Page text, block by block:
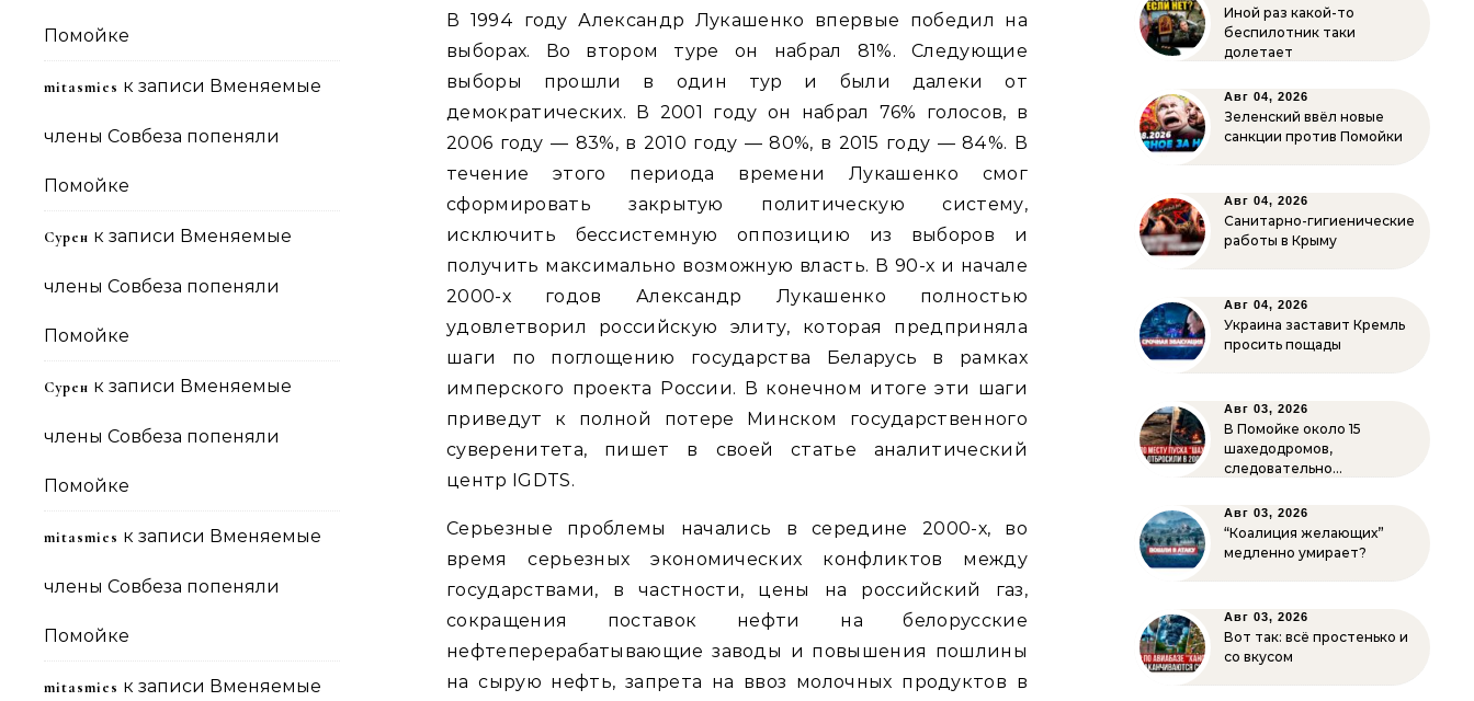
Помойке
mitasmies к записи Вменяемые
члены Совбеза попеняли
Помойке
Сурен к записи Вменяемые
члены Совбеза попеняли
Помойке
Сурен к записи Вменяемые
члены Совбеза попеняли
Помойке
mitasmies к записи Вменяемые
члены Совбеза попеняли
Помойке
mitasmies к записи Вменяемые
В 1994 году Александр Лукашенко впервые победил на
выборах. Во втором туре он набрал 81%. Следующие
выборы прошли в один тур и были далеки от
демократических. В 2001 году он набрал 76% голосов, в
2006 году — 83%, в 2010 году — 80%, в 2015 году — 84%. В
течение этого периода времени Лукашенко смог
сформировать закрытую политическую систему,
исключить бессистемную оппозицию из выборов и
получить максимально возможную власть. В 90-х и начале
2000-х годов Александр Лукашенко полностью
удовлетворил российскую элиту, которая предприняла
шаги по поглощению государства Беларусь в рамках
имперского проекта России. В конечном итоге эти шаги
приведут к полной потере Минском государственного
суверенитета, пишет в своей статье аналитический
центр IGDTS.
Серьезные проблемы начались в середине 2000-х, во
время серьезных экономических конфликтов между
государствами, в частности, цены на российский газ,
сокращения поставок нефти на белорусские
нефтеперерабатывающие заводы и повышения пошлины
на сырую нефть, запрета на ввоз молочных продуктов в
Иной раз какой-то
беспилотник таки
долетает
Авг 04, 2026
Зеленский ввёл новые
санкции против Помойки
Авг 04, 2026
Санитарно-гигиенические
работы в Крыму
Авг 04, 2026
Украина заставит Кремль
просить пощады
Авг 03, 2026
В Помойке около 15
шахедодромов,
следовательно…
Авг 03, 2026
“Коалиция желающих”
медленно умирает?
Авг 03, 2026
Вот так: всё простенько и
со вкусом